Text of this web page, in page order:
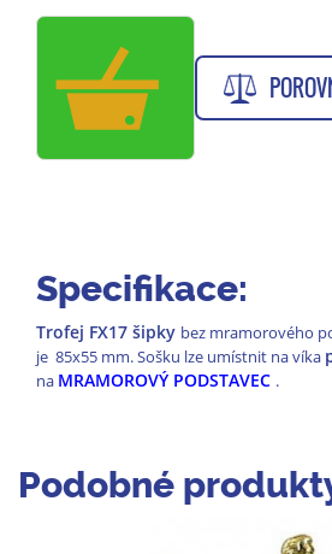
Specifikace:
Trofej FX17 šipky bez mramorového
je 85x55 mm. Sošku lze umístnit na víka
na MRAMOROVÝ PODSTAVEC .
Podobné